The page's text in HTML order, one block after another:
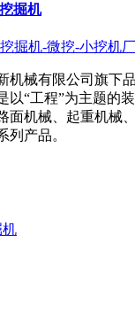
掘机
机械有限公司旗下品
以“工程”为主题的
面机械、起重机械
列产品。
机